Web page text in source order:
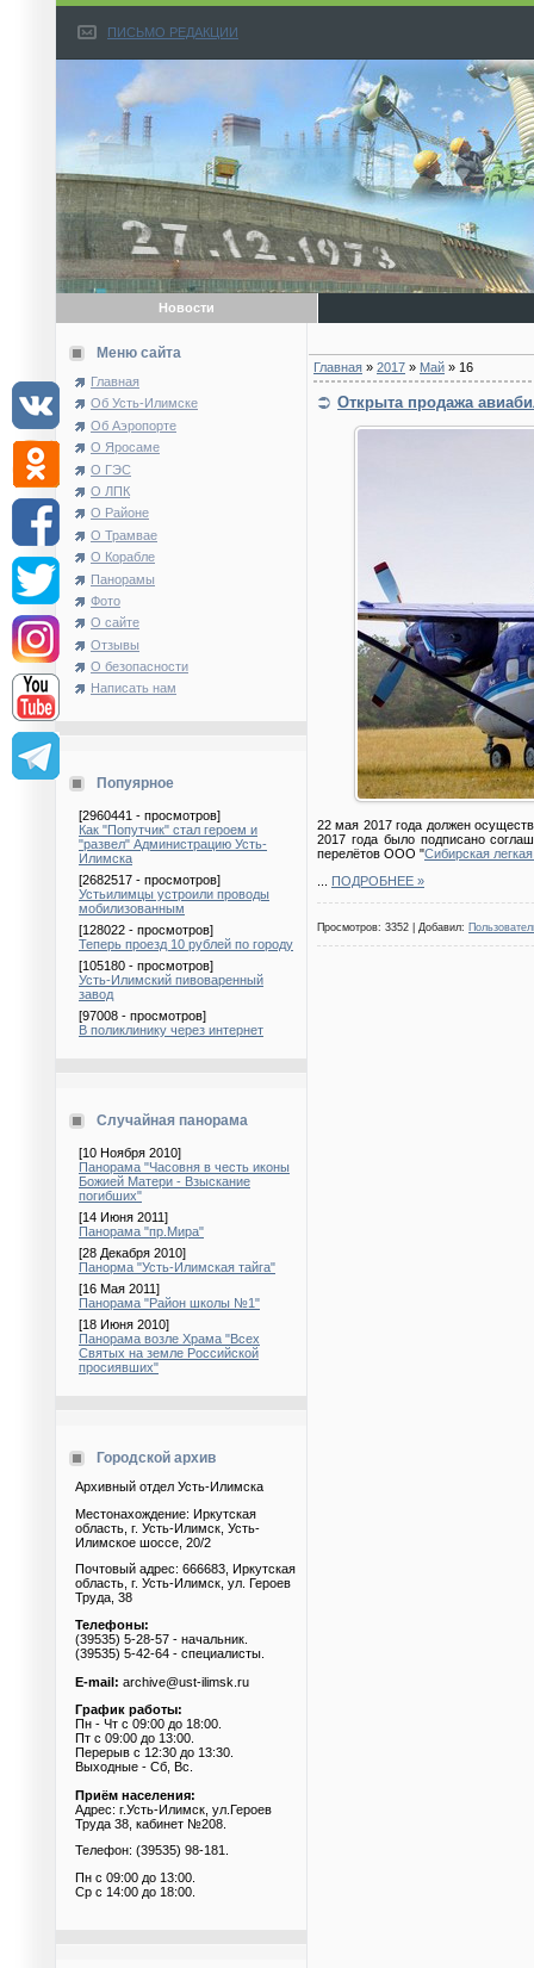
ПИСЬМО РЕДАКЦИИ
Новости
Меню сайта
Главная
Об Усть-Илимске
Об Аэропорте
О Яросаме
О ГЭС
О ЛПК
О Районе
О Трамвае
О Корабле
Панорамы
Фото
О сайте
Отзывы
О безопасности
Написать нам
Попуярное
[2960441 - просмотров]
Как "Попутчик" стал героем и
"развел" Администрацию Усть-
Илимска
[2682517 - просмотров]
Устьилимцы устроили проводы
мобилизованным
[128022 - просмотров]
Теперь проезд 10 рублей по городу
[105180 - просмотров]
Усть-Илимский пивоваренный
завод
[97008 - просмотров]
В поликлинику через интернет
Случайная панорама
[10 Ноября 2010]
Панорама "Часовня в честь иконы
Божией Матери - Взыскание
погибших"
[14 Июня 2011]
Панорама "пр.Мира"
[28 Декабря 2010]
Панорма "Усть-Илимская тайга"
[16 Мая 2011]
Панорама "Район школы №1"
[18 Июня 2010]
Панорама возле Храма "Всех
Святых на земле Российской
просиявших"
Городской архив
Архивный отдел Усть-Илимска
Местонахождение: Иркутская
область, г. Усть-Илимск, Усть-
Илимское шоссе, 20/2
Почтовый адрес: 666683, Иркутская
область, г. Усть-Илимск, ул. Героев
Труда, 38
Телефоны:
(39535) 5-28-57 - начальник.
(39535) 5-42-64 - специалисты.
E-mail: archive@ust-ilimsk.ru
График работы:
Пн - Чт с 09:00 до 18:00.
Пт с 09:00 до 13:00.
Перерыв с 12:30 до 13:30.
Выходные - Сб, Вс.
Приём населения:
Адрес: г.Усть-Илимск, ул.Героев
Труда 38, кабинет №208.
Телефон: (39535) 98-181.
Пн с 09:00 до 13:00.
Ср с 14:00 до 18:00.
Главная » 2017 » Май » 16
Открыта продажа
22 мая 2017 года должен
2017 года было подписано
перелётов ООО "Сибирская
ПОДРОБНЕЕ »
Просмотров: 3352 | Добавил: